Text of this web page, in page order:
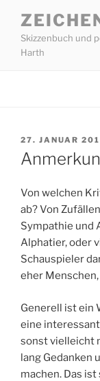
Inhalt
springen
Skizzenbuch und
Harth
AM
27. JANUAR
Von welchen
ab? Von
Sympathie und
Alphatier, oder
Schauspieler
eher
Generell ist ein
eine
sonst vielleicht
lang Gedanken
machen. Das